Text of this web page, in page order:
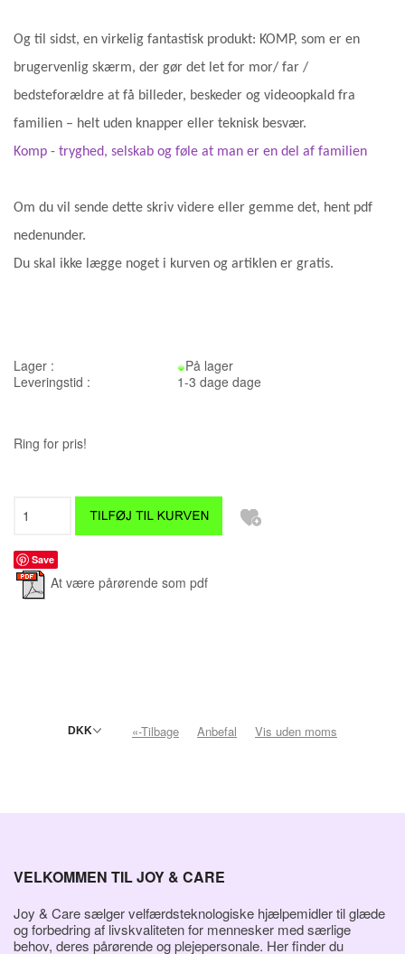
Og til sidst, en virkelig fantastisk produkt: KOMP, som er en
brugervenlig skærm, der gør det let for mor/ far /
bedsteforældre at få billeder, beskeder og videoopkald fra
familien – helt uden knapper eller teknisk besvær.
Komp - tryghed, selskab og føle at man er en del af familien
Om du vil sende dette skriv videre eller gemme det, hent pdf
nedenunder.
Du skal ikke lægge noget i kurven og artiklen er gratis.
Lager :
På lager
Leveringstid :
1-3 dage dage
Ring for pris!
Save
At være pårørende som pdf
«-Tilbage Anbefal Vis uden moms
VELKOMMEN TIL JOY & CARE
Joy & Care sælger velfærdsteknologiske hjælpemidler til glæde
og forbedring af livskvaliteten for mennesker med særlige
behov, deres pårørende og plejepersonale. Her finder du